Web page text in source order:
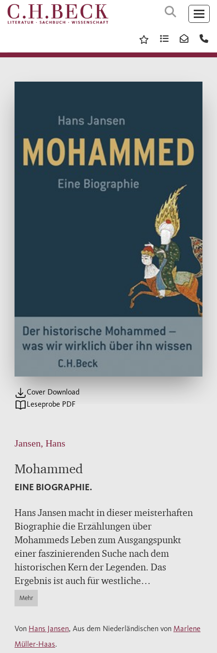
Cover Download
Leseprobe PDF
Jansen, Hans
Mohammed
EINE BIOGRAPHIE.
Hans Jansen macht in dieser meisterhaften
Biographie die Erzählungen über
Mohammeds Leben zum Ausgangspunkt
einer faszinierenden Suche nach dem
historischen Kern der Legenden. Das
Ergebnis ist auch für westliche
Wissenschaftler eine kalte Dusche: Wir
wissen viel weniger über den Propheten als
Mekka, vom Koran und vom frühen Islam
insgesamt ist zu revidieren. Um den
Mehr
Von Hans Jansen, Aus dem Niederländischen von Marlene
Müller-Haas.